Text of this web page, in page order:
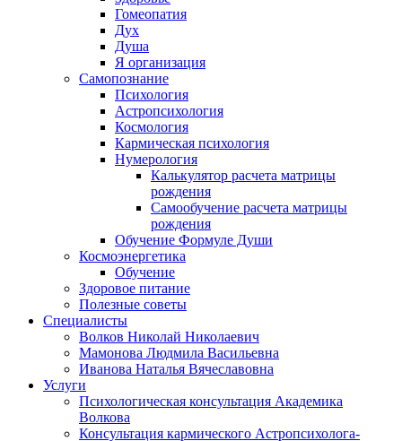
Гомеопатия
Дух
Душа
Я организация
Самопознание
Психология
Астропсихология
Космология
Кармическая психология
Нумерология
Калькулятор расчета матрицы
рождения
Самообучение расчета матрицы
рождения
Обучение Формуле Души
Космоэнергетика
Обучение
Здоровое питание
Полезные советы
Специалисты
Волков Николай Николаевич
Мамонова Людмила Васильевна
Иванова Наталья Вячеславовна
Услуги
Психологическая консультация Академика
Волкова
Консультация кармического Астропсихолога-